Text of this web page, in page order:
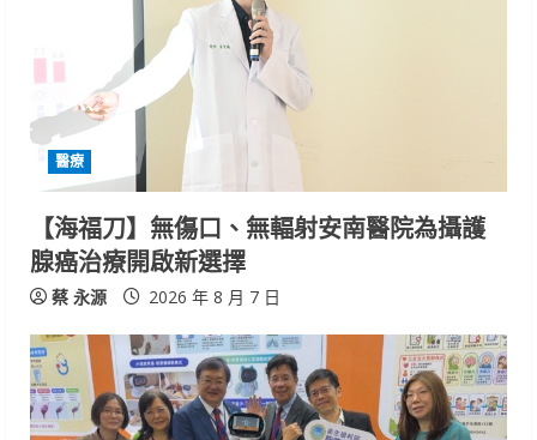
a
d
n
g
醫療
【海福刀】無傷口、無輻射安南醫院為攝護
腺癌治療開啟新選擇
蔡 永源 2026 年 8 月 7 日